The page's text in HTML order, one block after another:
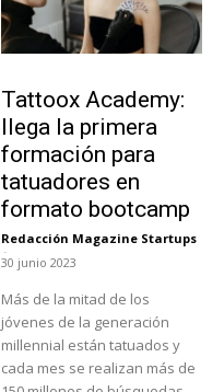
Tattoox Academy:
llega la primera
formación para
tatuadores en
formato bootcamp
Redacción Magazine Startups
-
30 junio 2023
Más de la mitad de los
jóvenes de la generación
millennial están tatuados y
cada mes se realizan más de